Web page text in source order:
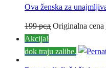
Ova ženska za
199рсд Originalna
Akcija!
dok traju zalihe.